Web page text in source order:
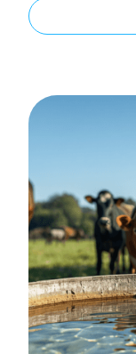
Dordogne,
passion et